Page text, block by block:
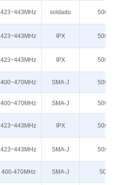
423~443MHz soldado 50Ω
423~443MHz IPX 50Ω
423~443MHz IPX 50Ω
400~470MHz SMA-J 50Ω
400~470MHz SMA-J 50Ω
423~443MHz IPX 50Ω
423~443MHz SMA-J 50Ω
400-470MHz SMA-J 50